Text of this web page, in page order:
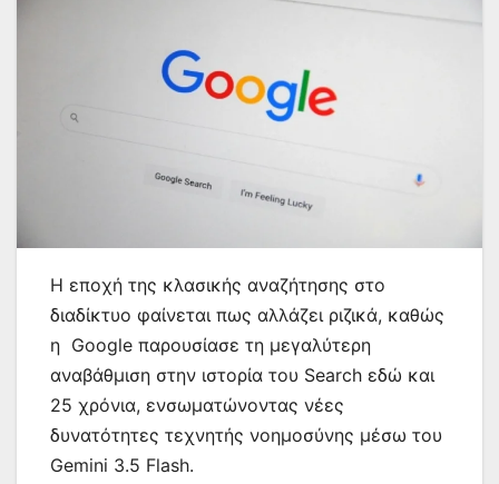
Η εποχή της κλασικής αναζήτησης στο
διαδίκτυο φαίνεται πως αλλάζει ριζικά, καθώς
η Google παρουσίασε τη μεγαλύτερη
αναβάθμιση στην ιστορία του Search εδώ και
25 χρόνια, ενσωματώνοντας νέες
δυνατότητες τεχνητής νοημοσύνης μέσω του
Gemini 3.5 Flash.